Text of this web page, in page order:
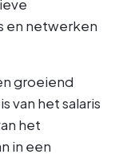
en netwerken
groeiend
van het salaris
het
in een